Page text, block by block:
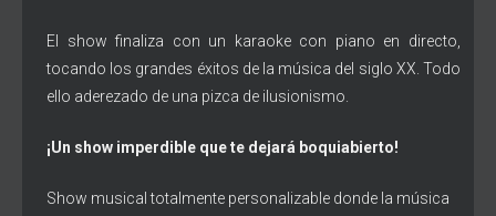
El show finaliza con un karaoke con piano en directo,
tocando los grandes éxitos de la música del siglo XX. Todo
ello aderezado de una pizca de ilusionismo.
¡Un show imperdible que te dejará boquiabierto!
Show musical totalmente personalizable donde la música